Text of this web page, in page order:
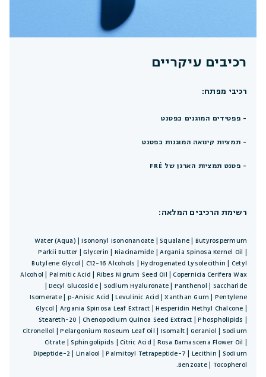
רכיבים עיקריים
רכיבי מפתח:
- פפטידים המוגנים בפטנט
- תמציות קינואה המוגנות בפטנט
- פטנט תמציות הארגן של FRÉ
רשימת הרכיבים המלאה:
Water (Aqua) | Isononyl Isononanoate | Squalane | Butyrospermum
Parkii Butter | Glycerin | Niacinamide | Argania Spinosa Kernel Oil |
Butylene Glycol | C12-16 Alcohols | Hydrogenated Lysolecithin | Cetyl
Alcohol | Palmitic Acid | Ribes Nigrum Seed Oil | Copernicia Cerifera Wax
| Decyl Glucoside | Sodium Hyaluronate | Panthenol | Saccharide
Isomerate | p-Anisic Acid | Levulinic Acid | Xanthan Gum | Pentylene
Glycol | Argania Spinosa Leaf Extract | Hesperidin Methyl Chalcone |
Steareth-20 | Chenopodium Quinoa Seed Extract | Phospholipids |
Citronellol | Pelargonium Roseum Leaf Oil | Isomalt | Geraniol | Sodium
Citrate | Sphingolipids | Citric Acid | Rosa Damascena Flower Oil |
Dipeptide-2 | Linalool | Palmitoyl Tetrapeptide-7 | Lecithin | Sodium
Benzoate | Tocopherol.